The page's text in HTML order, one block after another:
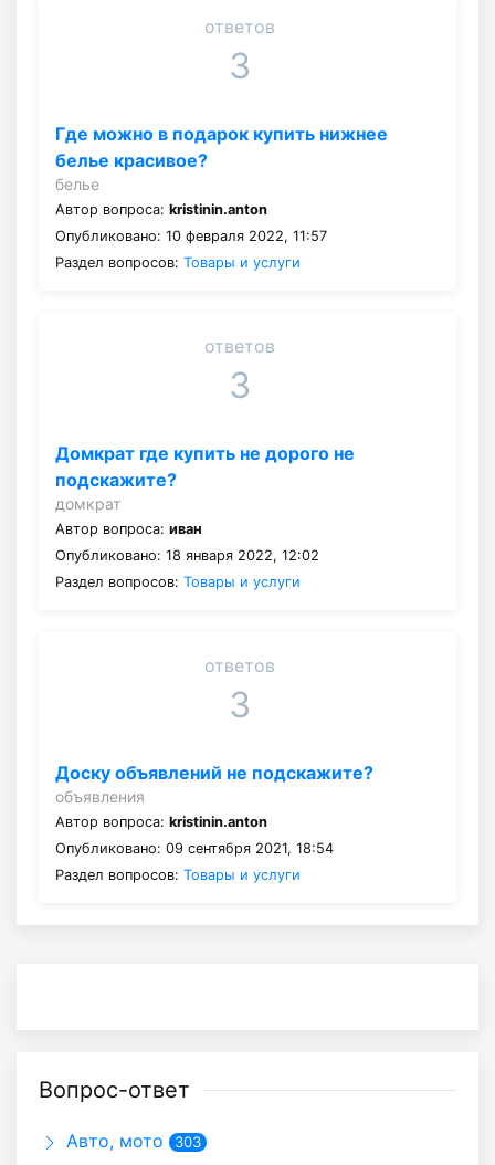
ответов
3
Где можно в подарок купить нижнее
белье красивое?
белье
Автор вопроса: kristinin.anton
Опубликовано: 10 февраля 2022, 11:57
Раздел вопросов: Товары и услуги
ответов
3
Домкрат где купить не дорого не
подскажите?
домкрат
Автор вопроса: иван
Опубликовано: 18 января 2022, 12:02
Раздел вопросов: Товары и услуги
ответов
3
Доску объявлений не подскажите?
объявления
Автор вопроса: kristinin.anton
Опубликовано: 09 сентября 2021, 18:54
Раздел вопросов: Товары и услуги
Вопрос-ответ
Авто, мото 303